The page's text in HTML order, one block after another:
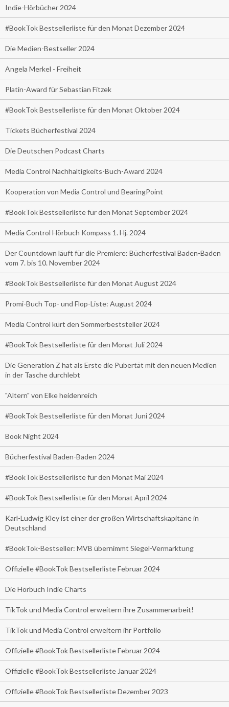
Indie-Hörbücher 2024
#BookTok Bestsellerliste für den Monat Dezember 2024
Die Medien-Bestseller 2024
Angela Merkel - Freiheit
Platin-Award für Sebastian Fitzek
#BookTok Bestsellerliste für den Monat Oktober 2024
Tickets Bücherfestival 2024
Die Deutschen Podcast Charts
Media Control Nachhaltigkeits-Buch-Award 2024
Kooperation von Media Control und BearingPoint
#BookTok Bestsellerliste für den Monat September 2024
Media Control Hörbuch Kompass 1. Hj. 2024
Der Countdown läuft für die Premiere: Bücherfestival Baden-Baden
vom 7. bis 10. November 2024
#BookTok Bestsellerliste für den Monat August 2024
Promi-Buch Top- und Flop-Liste: August 2024
Media Control kürt den Sommerbeststeller 2024
#BookTok Bestsellerliste für den Monat Juli 2024
Die Generation Z hat als Erste die Pubertät mit den neuen Medien
in der Tasche durchlebt
"Altern" von Elke heidenreich
#BookTok Bestsellerliste für den Monat Juni 2024
Book Night 2024
Bücherfestival Baden-Baden 2024
#BookTok Bestsellerliste für den Monat Mai 2024
#BookTok Bestsellerliste für den Monat April 2024
Karl-Ludwig Kley ist einer der großen Wirtschaftskapitäne in
Deutschland
#BookTok-Bestseller: MVB übernimmt Siegel-Vermarktung
Offizielle #BookTok Bestsellerliste Februar 2024
Die Hörbuch Indie Charts
TikTok und Media Control erweitern ihre Zusammenarbeit!
TikTok und Media Control erweitern ihr Portfolio
Offizielle #BookTok Bestsellerliste Februar 2024
Offizielle #BookTok Bestsellerliste Januar 2024
Offizielle #BookTok Bestsellerliste Dezember 2023